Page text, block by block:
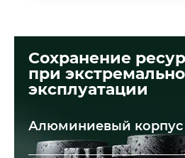
Сохранение
при
эксплуатации
Алюминиевый корпус